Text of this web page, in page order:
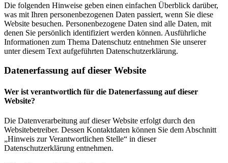
Die folgenden Hinweise geben einen einfachen Überblick darüber,
was mit Ihren personenbezogenen Daten passiert, wenn Sie diese
Website besuchen. Personenbezogene Daten sind alle Daten, mit
denen Sie persönlich identifiziert werden können. Ausführliche
Informationen zum Thema Datenschutz entnehmen Sie unserer
unter diesem Text aufgeführten Datenschutzerklärung.
Datenerfassung auf dieser Website
Wer ist verantwortlich für die Datenerfassung auf dieser
Website?
Die Datenverarbeitung auf dieser Website erfolgt durch den
Websitebetreiber. Dessen Kontaktdaten können Sie dem Abschnitt
„Hinweis zur Verantwortlichen Stelle“ in dieser
Datenschutzerklärung entnehmen.